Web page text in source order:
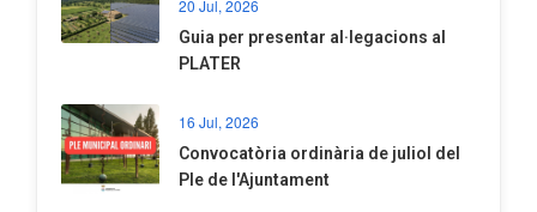
20 Jul, 2026
​Guia per presentar al·legacions al
PLATER
16 Jul, 2026
Convocatòria ordinària de juliol del
Ple de l'Ajuntament